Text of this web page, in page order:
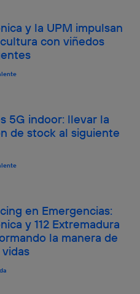
y la UPM impulsan
con viñedos
5G indoor: llevar la
de stock al siguiente
en Emergencias:
y 112 Extremadura
la manera de